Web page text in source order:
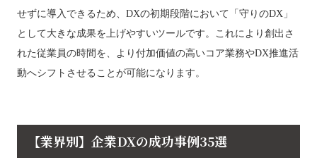
せずに導入できるため、DXの初期段階において「守りのDX」
として大きな成果を上げやすいツールです。これにより創出さ
れた従業員の時間を、より付加価値の高いコア業務やDX推進活
動へシフトさせることが可能になります。
【業界別】企業DXの成功事例35選